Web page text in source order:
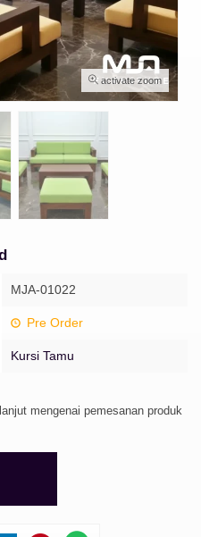
activate zoom
MJA-01022
Pre Order
Kursi Tamu
mengenai pemesanan produk